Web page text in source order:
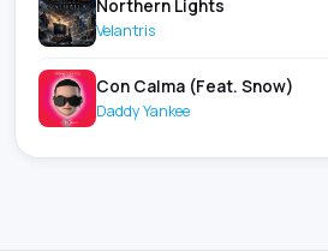
Northern Lights
Velantris
Con Calma (Feat. Snow)
Daddy Yankee